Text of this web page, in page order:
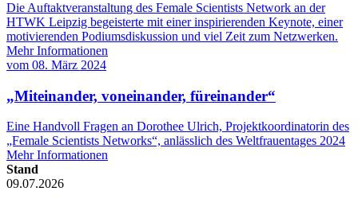
Die Auftaktveranstaltung des Female Scientists Network an der
HTWK Leipzig begeisterte mit einer inspirierenden Keynote, einer
motivierenden Podiumsdiskussion und viel Zeit zum Netzwerken.
Mehr Informationen
vom 08. März 2024
„Miteinander, voneinander, füreinander“
Eine Handvoll Fragen an Dorothee Ulrich, Projektkoordinatorin des
„Female Scientists Networks“, anlässlich des Weltfrauentages 2024
Mehr Informationen
Stand
09.07.2026